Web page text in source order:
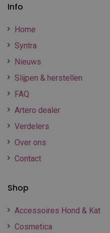
Info
Home
Syntra
Nieuws
Slijpen & herstellen
FAQ
Artero dealer
Verdelers
Over ons
Contact
Shop
Accessoires Hond & Kat
Cosmetica